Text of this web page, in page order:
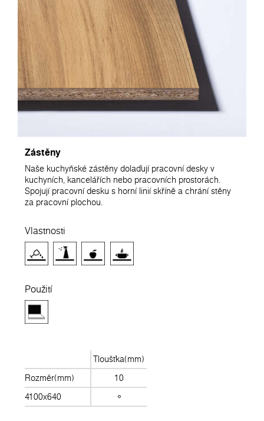
Zástěny
Naše kuchyňské zástěny dolaďují pracovní desky v
kuchyních, kancelářích nebo pracovních prostorách.
Spojují pracovní desku s horní linií skříně a chrání stěny
za pracovní plochou.
Vlastnosti
Použití
Tloušťka(mm)
Rozměr(mm)
10
4100x640